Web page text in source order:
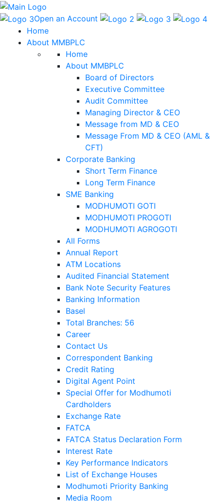
Open an Account
Home
About MMBPLC
Home
About MMBPLC
Board of Directors
Executive Committee
Audit Committee
Managing Director & CEO
Message from MD & CEO
Message From MD & CEO (AML &
CFT)
Corporate Banking
Short Term Finance
Long Term Finance
SME Banking
MODHUMOTI GOTI
MODHUMOTI PROGOTI
MODHUMOTI AGROGOTI
All Forms
Annual Report
ATM Locations
Audited Financial Statement
Bank Note Security Features
Banking Information
Basel
Total Branches: 56
Career
Contact Us
Correspondent Banking
Credit Rating
Digital Agent Point
Special Offer for Modhumoti
Cardholders
Exchange Rate
FATCA
FATCA Status Declaration Form
Interest Rate
Key Performance Indicators
List of Exchange Houses
Modhumoti Priority Banking
Media Room